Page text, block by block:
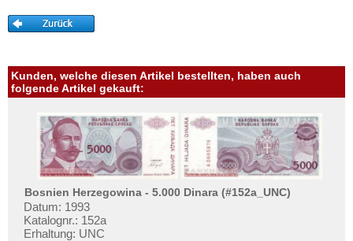
Schweden
Serbien
Slowenien
Spanien
Spitzbergen
Tatarstan
Transnistrien
Zahlungsbedingungen
Widerrufsbelehrung
Liefer- und Versandkosten
AGB
Impressum
Kunden, welche diesen Artikel bestellten, haben auch
folgende Artikel gekauft:
Bosnien Herzegowina - 5.000 Dinara (#152a_UNC)
Datum: 1993
Katalognr.: 152a
Erhaltung: UNC